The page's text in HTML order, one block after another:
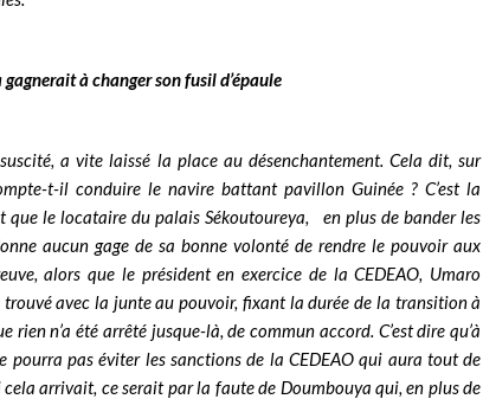
à changer son fusil d’épaule
a vite laissé la place au désenchantement. Cela dit, sur
t-il conduire le navire battant pavillon Guinée ? C’est la
que le locataire du palais Sékoutoureya, en plus de bander les
aucun gage de sa bonne volonté de rendre le pouvoir aux
alors que le président en exercice de la CEDEAO, Umaro
trouvé avec la junte au pouvoir, fixant la durée de la transition à
n’a été arrêté jusque-là, de commun accord. C’est dire qu’à
pourra pas éviter les sanctions de la CEDEAO qui aura tout de
arrivait, ce serait par la faute de Doumbouya qui, en plus de